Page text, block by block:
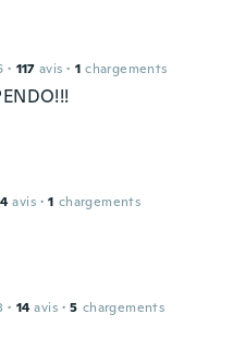
· 117 avis · 1 chargements
avis · 1 chargements
· 14 avis · 5 chargements